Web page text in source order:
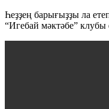
Һеҙҙең барығыҙҙы ла
“Игебай мәктәбе”